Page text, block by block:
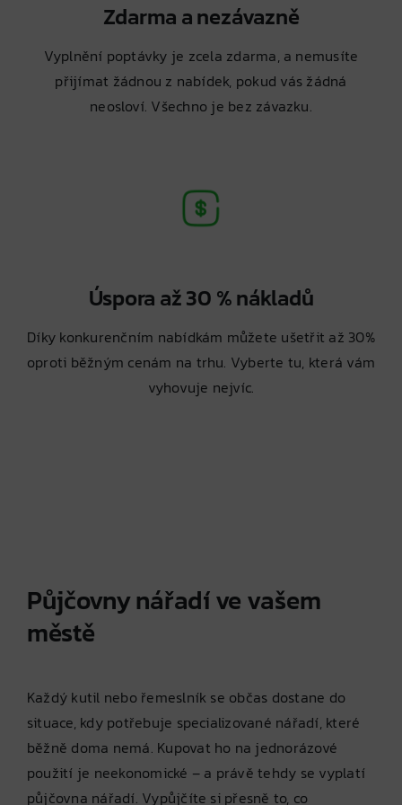
Zdarma a nezávazně
Vyplnění poptávky je zcela zdarma, a nemusíte
přijímat žádnou z nabídek, pokud vás žádná
neosloví. Všechno je bez závazku.
Úspora až 30 % nákladů
Díky konkurenčním nabídkám můžete ušetřit až 30%
oproti běžným cenám na trhu. Vyberte tu, která vám
vyhovuje nejvíc.
Půjčovny nářadí ve vašem
městě
Každý kutil nebo řemeslník se občas dostane do
situace, kdy potřebuje specializované nářadí, které
běžně doma nemá. Kupovat ho na jednorázové
použití je neekonomické – a právě tehdy se vyplatí
půjčovna nářadí. Vypůjčíte si přesně to, co